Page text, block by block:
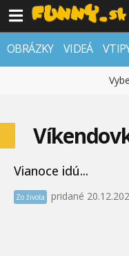
OBRÁZKY VIDEÁ
Vianoce idú...
Zo života pridané